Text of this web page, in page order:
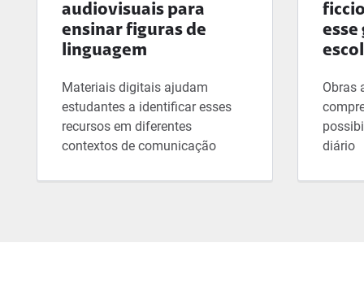
audiovisuais para
ensinar figuras de
linguagem
Materiais digitais ajudam
estudantes a identificar esses
recursos em diferentes
contextos de comunicação
Obras
diário